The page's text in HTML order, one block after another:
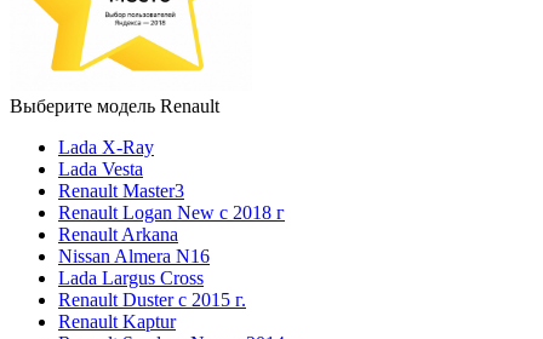
Выберите модель Renault
Lada X-Ray
Lada Vesta
Renault Master3
Renault Logan New с 2018 г
Renault Arkana
Nissan Almera N16
Lada Largus Cross
Renault Duster с 2015 г.
Renault Kaptur